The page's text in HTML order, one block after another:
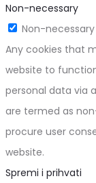
Non-necessary
Non-necessary
Any cookies that
website to
personal data via
are termed as
procure user
website.
Spremi i prihvati